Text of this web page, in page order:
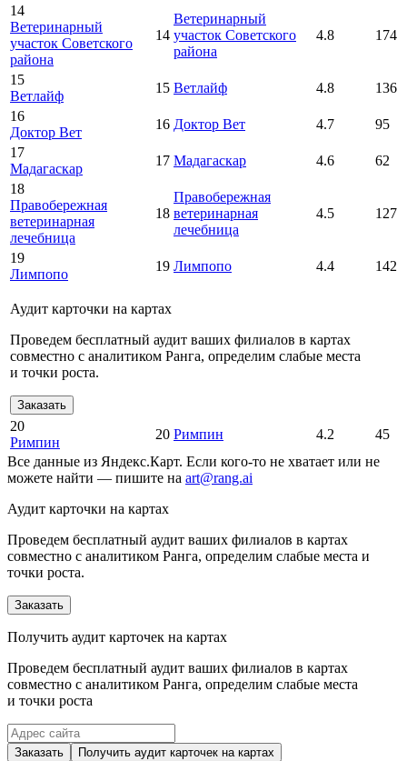
14
Ветеринарный
участок Советского
района
14
Ветеринарный
участок Советского
района
4.8 174
15
Ветлайф
15 Ветлайф 4.8
136
16
Доктор Вет
16 Доктор Вет 4.7
95
17
Мадагаскар
17 Мадагаскар 4.6
62
18
Правобережная
ветеринарная
лечебница
18
Правобережная
ветеринарная
лечебница
4.5 127
19
Лимпопо
19 Лимпопо 4.4 142
Аудит карточки на картах
Проведем бесплатный аудит ваших филиалов в картах
совместно с аналитиком Ранга, определим слабые места
и точки роста.
Заказать
20
Римпин
20 Римпин 4.2
45
Все данные из Яндекс.Карт. Если кого-то не хватает или не
можете найти — пишите на art@rang.ai
Аудит карточки на картах
Проведем бесплатный аудит ваших филиалов в картах
совместно с аналитиком Ранга, определим слабые места и
точки роста.
Заказать
Получить аудит карточек на картах
Проведем бесплатный аудит ваших филиалов в картах
совместно с аналитиком Ранга, определим слабые места
и точки роста
Заказать Получить аудит карточек на картах